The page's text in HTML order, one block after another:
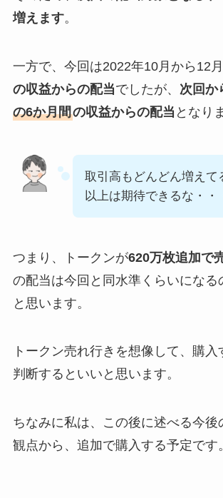
増えます。
一方で、今回は2022年10月から12
の収益からの配当でしたが、 次回か
の6か月間の収益からの配当 となり
取引高もどんどん増えて
以上は期待できるな・・
つまり、トークンが620万枚追加で
の配当は今回と同水準くらいになる
と思います。
トークン売れ行きを想像して、購
判断するといいと思います。
ちなみに私は、この後に述べる今後
観点から、追加で購入する予定です。